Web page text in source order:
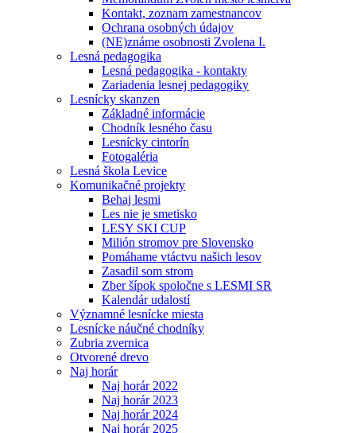
Kontakt, zoznam zamestnancov
Ochrana osobných údajov
(NE)známe osobnosti Zvolena I.
Lesná pedagogika
Lesná pedagogika - kontakty
Zariadenia lesnej pedagogiky
Lesnícky skanzen
Základné informácie
Chodník lesného času
Lesnícky cintorín
Fotogaléria
Lesná škola Levice
Komunikačné projekty
Behaj lesmi
Les nie je smetisko
LESY SKI CUP
Milión stromov pre Slovensko
Pomáhame vtáctvu našich lesov
Zasadil som strom
Zber šípok spoločne s LESMI SR
Kalendár udalostí
Významné lesnícke miesta
Lesnícke náučné chodníky
Zubria zvernica
Otvorené drevo
Naj horár
Naj horár 2022
Naj horár 2023
Naj horár 2024
Naj horár 2025